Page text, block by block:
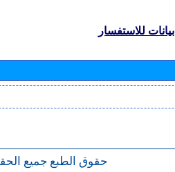
بيانات للاستفسار
حقوق الطبع جميع